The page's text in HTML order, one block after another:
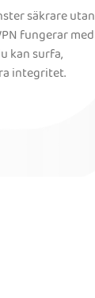
säkrare utan
fungerar med
kan surfa,
integritet.